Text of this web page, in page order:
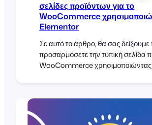
σελίδες προϊόντων για το
WooCommerce
Elementor
Σε αυτό το άρθρο, θα σας
προσαρμόσετε την τυπική σελίδα
WooCommerce χρησιμοποιώντας
προϊόντος που μπορεί να
σας.